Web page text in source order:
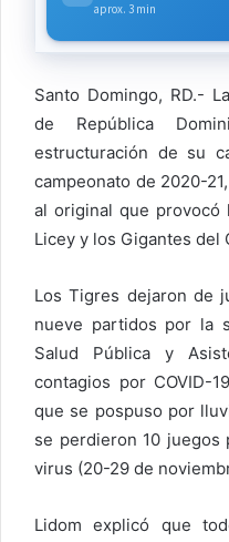
aprox. 3 min
Santo Domingo, RD.-
de República
estructuración de su
campeonato de 2020-
al original que provocó
Licey y los Gigantes del
Los Tigres dejaron de
nueve partidos por la
Salud Pública y
contagios por COVID-
que se pospuso por
se perdieron 10 juegos
virus (20-29 de
Lidom explicó que